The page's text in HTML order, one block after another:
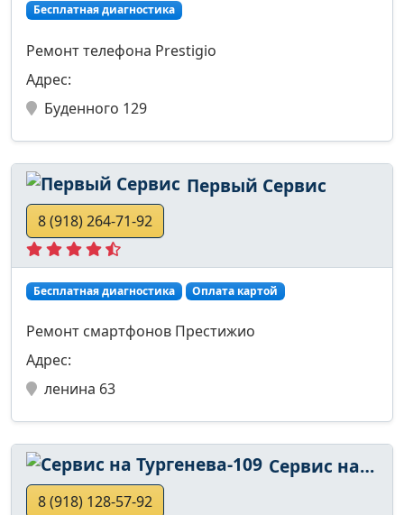
Бесплатная диагностика
Ремонт телефона Prestigio
Адрес:
Буденного 129
Первый Сервис
8 (918) 264-71-92
Бесплатная диагностика Оплата картой
Ремонт смартфонов Престижио
Адрес:
ленина 63
Сервис на Тургенева-109
8 (918) 128-57-92